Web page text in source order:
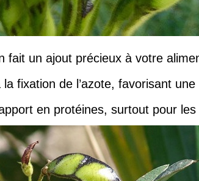
fait un ajout précieux à votre
fixation de l’azote, favorisant
en protéines, surtout pour